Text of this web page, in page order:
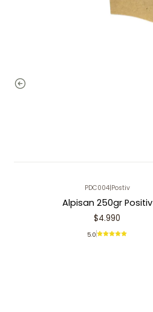
PDC004|Postiv
Alpisan 250gr Positiv
$4.990
5.0